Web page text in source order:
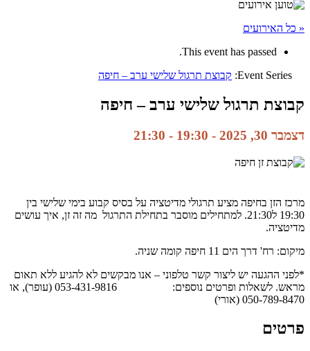
« כל האירועים
This event has passed.
Event Series: קבוצת תרגול שלישי ערב – חיפה
קבוצת תרגול שלישי ערב – חיפה
דצמבר 30, 2025 - 19:30 -
21:30
מרכז הזן בחיפה מציע תרגולי מדיטציה על בסיס קבוע בימי שלישי בין
19:30 ל21:30. למתחילים מוסבר בתחילת התרגול מה זה זן, איך עושים
מדיטציה.
מיקום: רח' דרך הים 11 חיפה קומה שניה.
*לפני ההגעה יש ליצור קשר טלפוני – אנו מבקשים לא להגיע ללא תאום
מראש. לשאלות ופרטים נוספים: 053-431-9816 (עופר), או
050-789-8470 (אורי)
פרטים